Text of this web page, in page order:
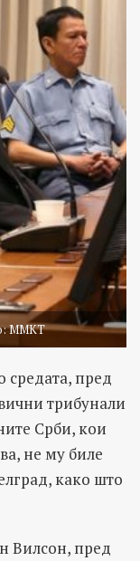
ММКТ
средата, пред
трибунали
Срби, кои
не му биле
како што
Вилсон, пред